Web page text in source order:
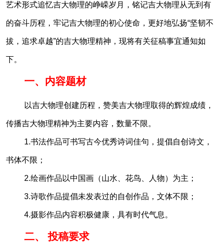
艺术形式追忆吉大物理的峥嵘岁月，铭记吉大物理从无到有
的奋斗历程，牢记吉大物理的初心使命，更好地弘扬“坚韧不
拔，追求卓越”的吉大物理精神，现将有关征稿事宜通知如
下。
一、内容题材
以吉大物理创建历程，赞美吉大物理取得的辉煌成绩，
传播吉大物理精神为主要内容，数量不限。
1.书法作品可书写古今优秀诗词佳句，提倡自创诗文，
书体不限；
2.绘画作品以中国画（山水、花鸟、人物）为主；
3.诗歌作品提倡未发表过的自创作品，文体不限；
4.摄影作品内容积极健康，具有时代气息。
二、 投稿要求